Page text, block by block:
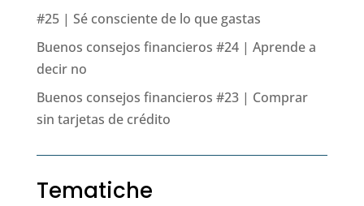
#25 | Sé consciente de lo que gastas
Buenos consejos financieros #24 | Aprende a
decir no
Buenos consejos financieros #23 | Comprar
sin tarjetas de crédito
Tematiche